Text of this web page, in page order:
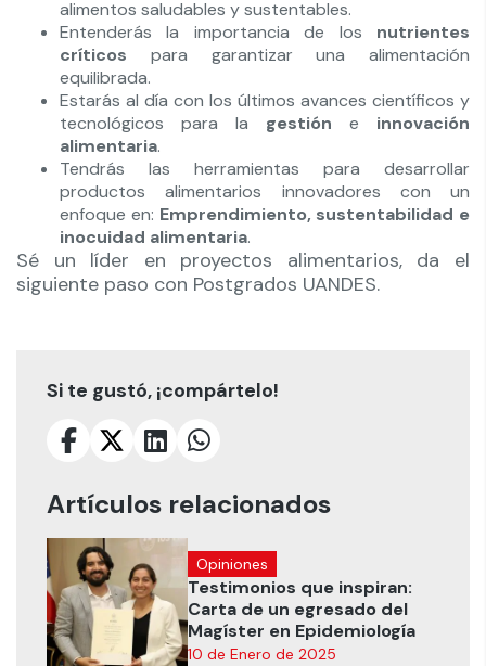
alimentos saludables y sustentables.
Entenderás la importancia de los nutrientes
críticos para garantizar una alimentación
equilibrada.
Estarás al día con los últimos avances científicos y
tecnológicos para la gestión e innovación
alimentaria.
Tendrás las herramientas para desarrollar
productos alimentarios innovadores con un
enfoque en: Emprendimiento, sustentabilidad e
inocuidad alimentaria.
Sé un líder en proyectos alimentarios, da el
siguiente paso con Postgrados UANDES.
Si te gustó, ¡compártelo!
Artículos relacionados
Opiniones
Testimonios que inspiran:
Carta de un egresado del
Magíster en Epidemiología
10 de Enero de 2025